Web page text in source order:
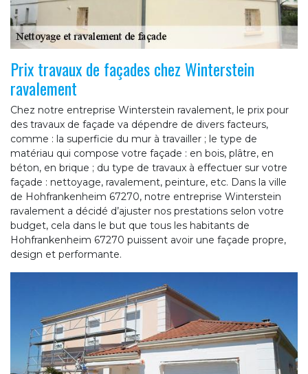
Prix travaux de façades chez Winterstein
ravalement
Chez notre entreprise Winterstein ravalement, le prix pour
des travaux de façade va dépendre de divers facteurs,
comme : la superficie du mur à travailler ; le type de
matériau qui compose votre façade : en bois, plâtre, en
béton, en brique ; du type de travaux à effectuer sur votre
façade : nettoyage, ravalement, peinture, etc. Dans la ville
de Hohfrankenheim 67270, notre entreprise Winterstein
ravalement a décidé d’ajuster nos prestations selon votre
budget, cela dans le but que tous les habitants de
Hohfrankenheim 67270 puissent avoir une façade propre,
design et performante.